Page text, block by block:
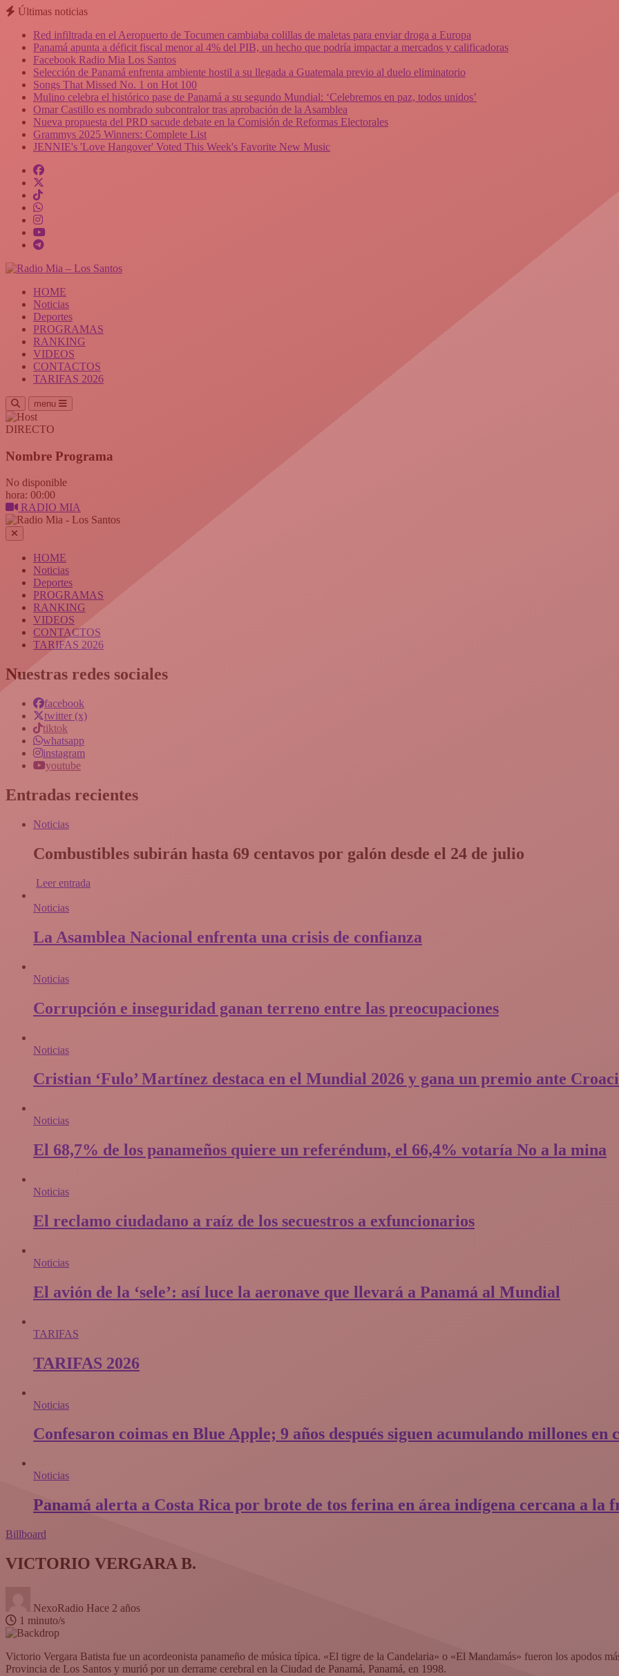
Últimas noticias
Red infiltrada en el Aeropuerto de Tocumen cambiaba colillas de maletas para enviar droga a Europa
Panamá apunta a déficit fiscal menor al 4% del PIB, un hecho que podría impactar a mercados y calificadoras
Facebook Radio Mia Los Santos
Selección de Panamá enfrenta ambiente hostil a su llegada a Guatemala previo al duelo eliminatorio
Songs That Missed No. 1 on Hot 100
Mulino celebra el histórico pase de Panamá a su segundo Mundial: ‘Celebremos en paz, todos unidos’
Omar Castillo es nombrado subcontralor tras aprobación de la Asamblea
Nueva propuesta del PRD sacude debate en la Comisión de Reformas Electorales
Grammys 2025 Winners: Complete List
JENNIE's 'Love Hangover' Voted This Week's Favorite New Music
HOME
Noticias
Deportes
PROGRAMAS
RANKING
VIDEOS
CONTACTOS
TARIFAS 2026
menu
DIRECTO
Nombre Programa
No disponible
hora: 00:00
RADIO MIA
HOME
Noticias
Deportes
PROGRAMAS
RANKING
VIDEOS
CONTACTOS
TARIFAS 2026
Nuestras redes sociales
facebook
twitter (x)
tiktok
whatsapp
instagram
youtube
Entradas recientes
Noticias
Combustibles subirán hasta 69 centavos por galón desde el 24 de julio
Leer entrada
Noticias
La Asamblea Nacional enfrenta una crisis de confianza​
Noticias
Corrupción e inseguridad ganan terreno entre las preocupaciones
Noticias
Cristian ‘Fulo’ Martínez destaca en el Mundial 2026 y gana un premio ante
Noticias
El 68,7% de los panameños quiere un referéndum, el 66,4% votaría No a la mina
Noticias
El reclamo ciudadano a raíz de los secuestros a exfuncionarios
Noticias
El avión de la ‘sele’: así luce la aeronave que llevará a Panamá al Mundial
TARIFAS
TARIFAS 2026
Noticias
Confesaron coimas en Blue Apple; 9 años después siguen acumulando millones en
Noticias
Panamá alerta a Costa Rica por brote de tos ferina en área indígena cercana a la
Billboard
VICTORIO VERGARA B.
NexoRadio Hace 2 años
1 minuto/s
Victorio Vergara Batista fue un acordeonista panameño de música típica. «El tigre de la Candelaria» o «El Mandamás» fueron los apodos
Provincia de Los Santos y murió por un derrame cerebral en la Ciudad de Panamá, Panamá, en 1998.